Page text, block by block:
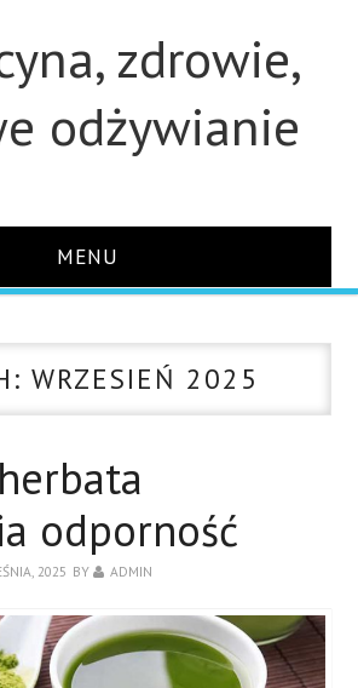
zdrowie,
odżywianie
MENU
WRZESIEŃ 2025
odporność
2025 BY ADMIN